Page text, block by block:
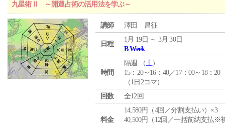
九星術Ⅱ ～開運占術の活用法を学ぶ～
講師 澤田 昌征
日程
1月 19日 ～ 3月 30日
B Week
時間
隔週 （土）
15：20～16：40／17：00～18：20
（1日2コマ）
回数
全12回
料金
14,580円（4回／分割支払い）×3
40,500円（12回／一括前納支払※